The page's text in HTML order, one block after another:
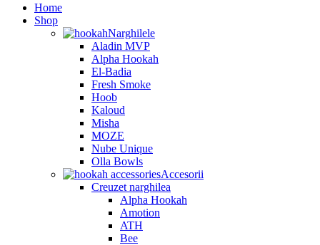
Home
Shop
Narghilele
Aladin MVP
Alpha Hookah
El-Badia
Fresh Smoke
Hoob
Kaloud
Misha
MOZE
Nube Unique
Olla Bowls
Accesorii
Creuzet narghilea
Alpha Hookah
Amotion
ATH
Bee